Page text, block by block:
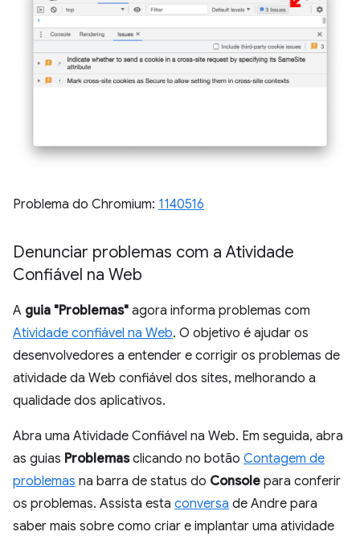
Problema do Chromium: 1140516
Denunciar problemas com a Atividade
Confiável na Web
A guia "Problemas" agora informa problemas com
Atividade confiável na Web. O objetivo é ajudar os
desenvolvedores a entender e corrigir os problemas de
atividade da Web confiável dos sites, melhorando a
qualidade dos aplicativos.
Abra uma Atividade Confiável na Web. Em seguida, abra
as guias Problemasclicando no botão Contagem de
problemas na barra de status do Console para conferir
os problemas. Assista esta conversa de Andre para
saber mais sobre como criar e implantar uma atividade